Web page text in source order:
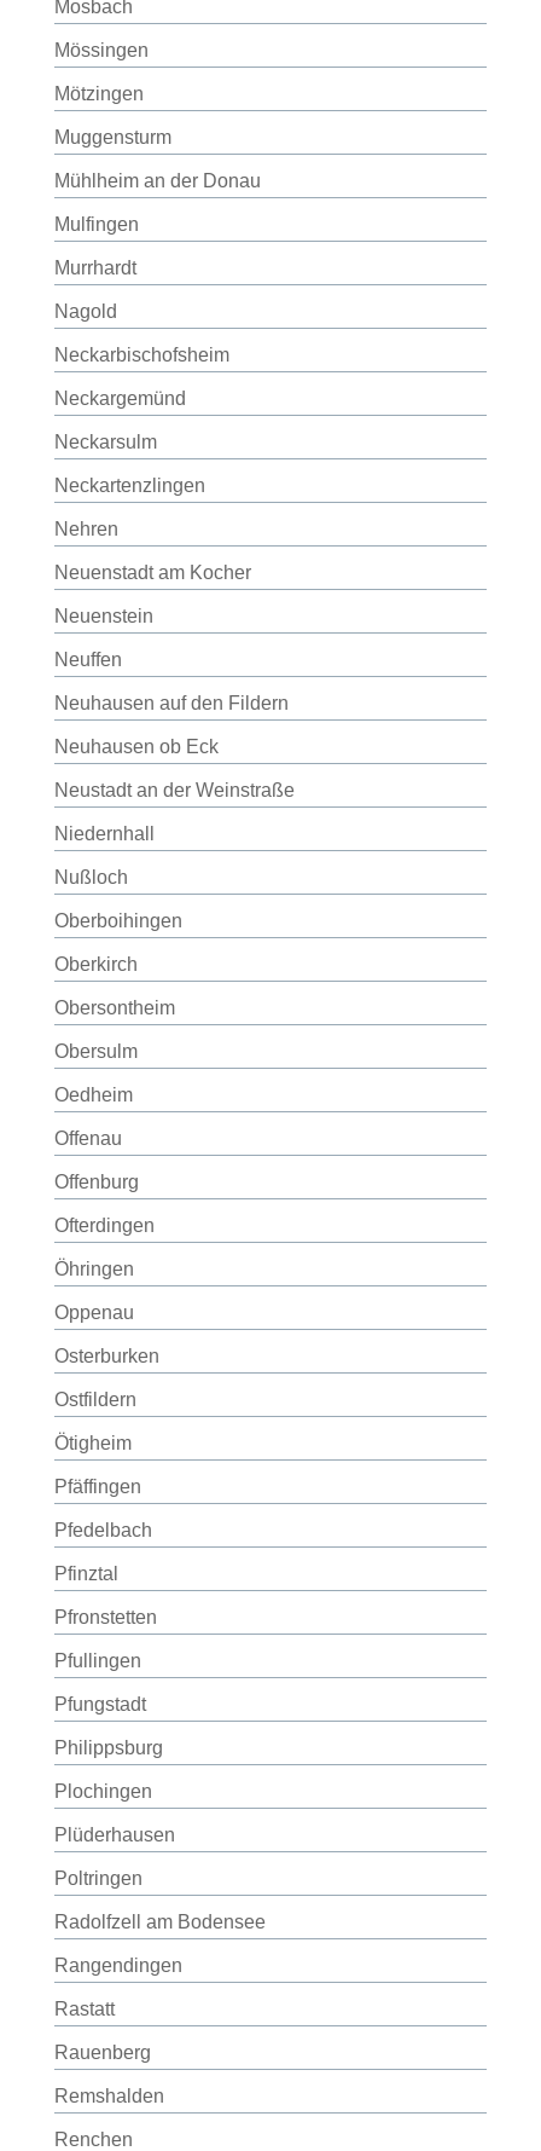
Mosbach
Mössingen
Mötzingen
Muggensturm
Mühlheim an der Donau
Mulfingen
Murrhardt
Nagold
Neckarbischofsheim
Neckargemünd
Neckarsulm
Neckartenzlingen
Nehren
Neuenstadt am Kocher
Neuenstein
Neuffen
Neuhausen auf den Fildern
Neuhausen ob Eck
Neustadt an der Weinstraße
Niedernhall
Nußloch
Oberboihingen
Oberkirch
Obersontheim
Obersulm
Oedheim
Offenau
Offenburg
Ofterdingen
Öhringen
Oppenau
Osterburken
Ostfildern
Ötigheim
Pfäffingen
Pfedelbach
Pfinztal
Pfronstetten
Pfullingen
Pfungstadt
Philippsburg
Plochingen
Plüderhausen
Poltringen
Radolfzell am Bodensee
Rangendingen
Rastatt
Rauenberg
Remshalden
Renchen